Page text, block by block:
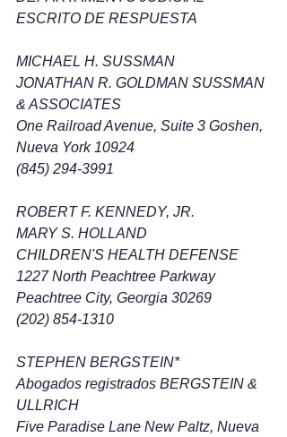
ESCRITO DE RESPUESTA
MICHAEL H. SUSSMAN
JONATHAN R. GOLDMAN SUSSMAN
& ASSOCIATES
One Railroad Avenue, Suite 3 Goshen,
Nueva York 10924
(845) 294-3991
ROBERT F. KENNEDY, JR.
MARY S. HOLLAND
CHILDREN'S HEALTH DEFENSE
1227 North Peachtree Parkway
Peachtree City, Georgia 30269
(202) 854-1310
STEPHEN BERGSTEIN*
Abogados registrados BERGSTEIN &
ULLRICH
Five Paradise Lane New Paltz, Nueva